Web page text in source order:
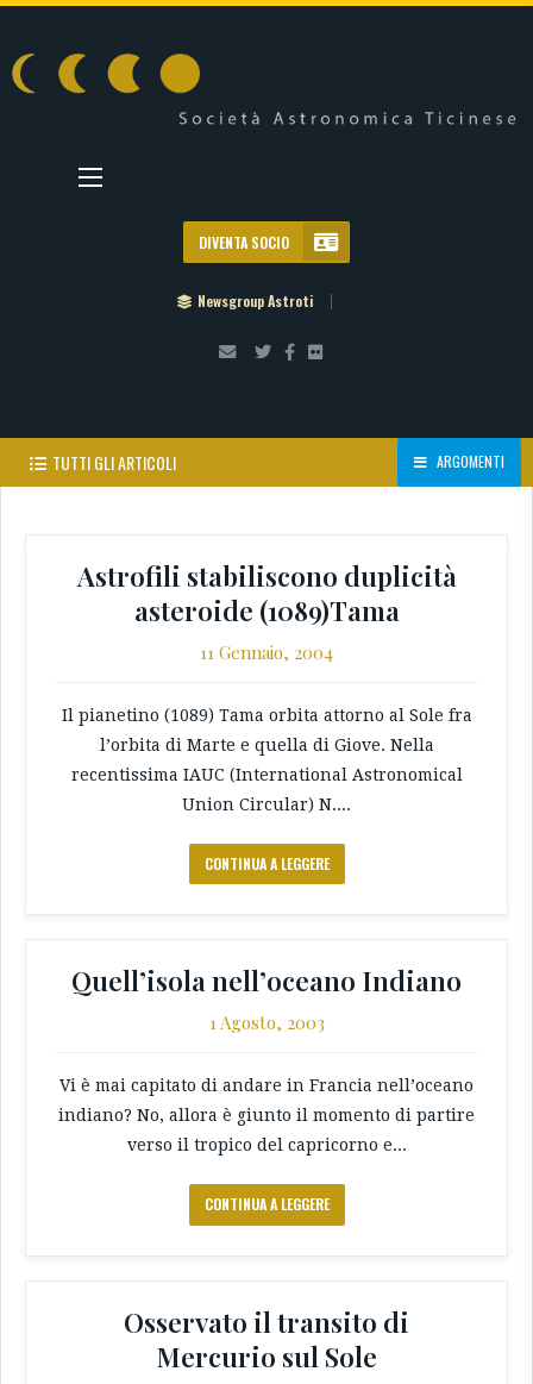
DIVENTA SOCIO
Newsgroup Astroti
TUTTI GLI ARTICOLI ARGOMENTI
Astrofili stabiliscono duplicità
asteroide (1089)Tama
11 Gennaio, 2004
Il pianetino (1089) Tama orbita attorno al Sole fra
l’orbita di Marte e quella di Giove. Nella
recentissima IAUC (International Astronomical
Union Circular) N....
CONTINUA A LEGGERE
Quell’isola nell’oceano Indiano
1 Agosto, 2003
Vi è mai capitato di andare in Francia nell’oceano
indiano? No, allora è giunto il momento di partire
verso il tropico del capricorno e...
CONTINUA A LEGGERE
Osservato il transito di
Mercurio sul Sole